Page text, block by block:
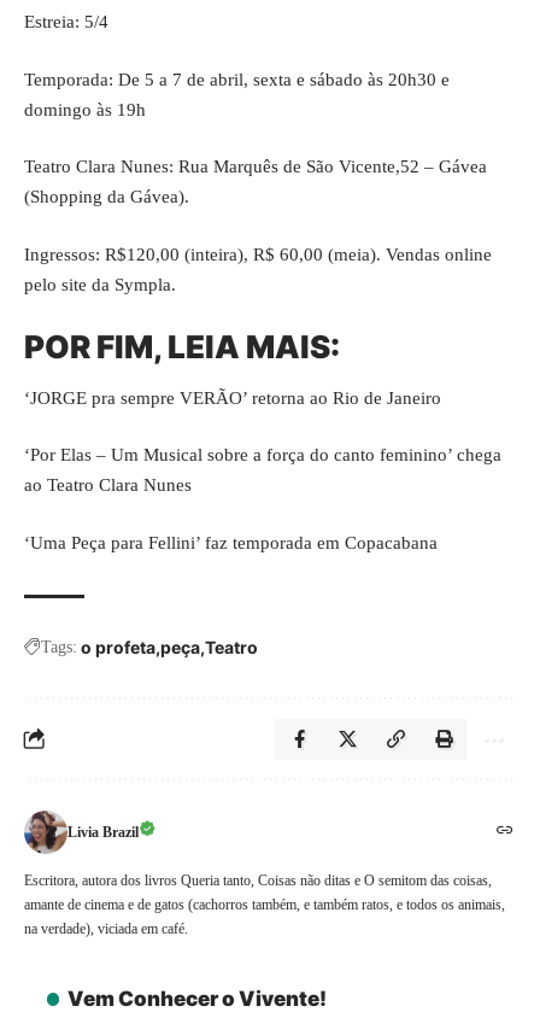
Estreia: 5/4
Temporada: De 5 a 7 de abril, sexta e sábado às 20h30 e
domingo às 19h
Teatro Clara Nunes: Rua Marquês de São Vicente,52 – Gávea
(Shopping da Gávea).
Ingressos: R$120,00 (inteira), R$ 60,00 (meia). Vendas online
pelo site da Sympla.
POR FIM, LEIA MAIS:
‘JORGE pra sempre VERÃO’ retorna ao Rio de Janeiro
‘Por Elas – Um Musical sobre a força do canto feminino’ chega
ao Teatro Clara Nunes
‘Uma Peça para Fellini’ faz temporada em Copacabana
Tags: o profeta peça Teatro
Livia Brazil
Escritora, autora dos livros Queria tanto, Coisas não ditas e O semitom das coisas,
amante de cinema e de gatos (cachorros também, e também ratos, e todos os animais,
na verdade), viciada em café.
Vem Conhecer o Vivente!